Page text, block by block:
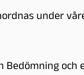
under
och